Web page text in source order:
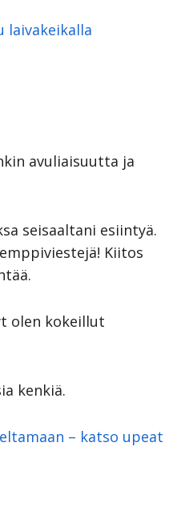
avuliaisuutta ja
seisaaltani esiintyä.
Kiitos
olen kokeillut
kenkiä.
– katso upeat